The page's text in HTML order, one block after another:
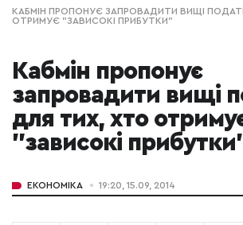
КАБМІН ПРОПОНУЄ ЗАПРОВАДИТИ ВИЩІ
ОТРИМУЄ "ЗАВИСОКІ ПРИБУТКИ"
Кабмін пропонує
запровадити вищі
для тих, хто
"зависокі
ЕКОНОМІКА 19:20, 15.09, 2014